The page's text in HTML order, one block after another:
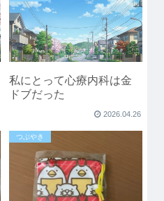
私にとって心療内科は金
ドブだった
2026.04.26
つぶやき